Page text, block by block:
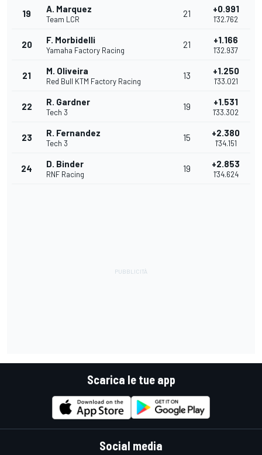
19 A. Marquez
Team LCR
21 +0.991
1'32.762
20 F. Morbidelli
Yamaha Factory Racing
21 +1.166
1'32.937
21 M. Oliveira
Red Bull KTM Factory Racing
13 +1.250
1'33.021
22 R. Gardner
Tech 3
19 +1.531
1'33.302
23 R. Fernandez
Tech 3
15 +2.380
1'34.151
24 D. Binder
RNF Racing
19 +2.853
1'34.624
Scarica le tue app
Social media